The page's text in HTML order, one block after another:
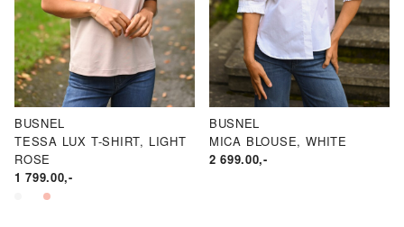
BUSNEL
TESSA LUX T-SHIRT, LIGHT
ROSE
1 799.00,-
BUSNEL
MICA BLOUSE, WHITE
2 699.00,-